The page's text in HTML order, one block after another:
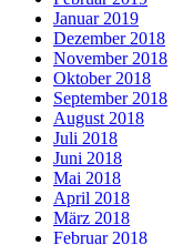
Januar 2019
Dezember 2018
November 2018
Oktober 2018
September 2018
August 2018
Juli 2018
Juni 2018
Mai 2018
April 2018
März 2018
Februar 2018